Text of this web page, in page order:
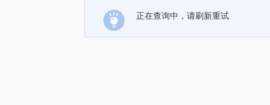
正在查询中，请刷新重试